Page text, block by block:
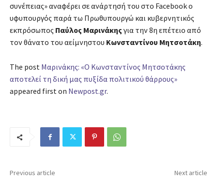
συνέπειας» αναφέρει σε ανάρτησή του στο Facebook ο
υφυπουργός παρά τω Πρωθυπουργώ και κυβερνητικός
εκπρόσωπος Παύλος Μαρινάκηςγια την 8η επέτειο από
τον θάνατο του αείμνηστου Κωνσταντίνου Μητσοτάκη.
The post Μαρινάκης: «Ο Κωνσταντίνος Μητσοτάκης
αποτελεί τη δική μας πυξίδα πολιτικού θάρρους»
appeared first on Newpost.gr.
Previous article Next article